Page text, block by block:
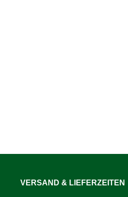
VERSAND & LIEFERZEITEN